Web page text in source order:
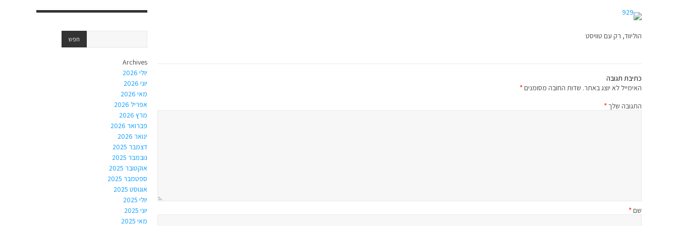
הוליווד, רק עם טוויסט
כתיבת תגובה
האימייל לא יוצג באתר. שדות החובה מסומנים*
התגובה שלך*
שם*
Archives
יולי 2026
יוני 2026
מאי 2026
אפריל 2026
מרץ 2026
פברואר 2026
ינואר 2026
דצמבר 2025
נובמבר 2025
אוקטובר 2025
ספטמבר 2025
אוגוסט 2025
יולי 2025
יוני 2025
מאי 2025